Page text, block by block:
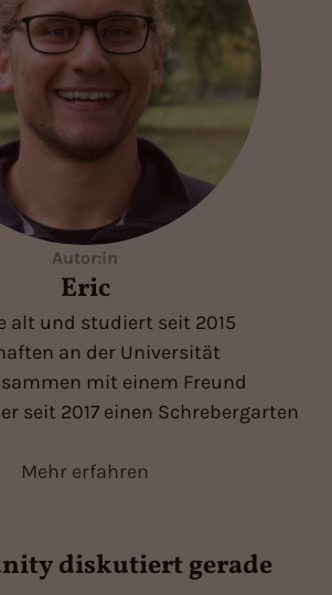
Autor:in
Eric
alt und studiert seit 2015
an der Universität
mit einem Freund
seit 2017 einen Schrebergarten
Mehr erfahren
diskutiert gerade